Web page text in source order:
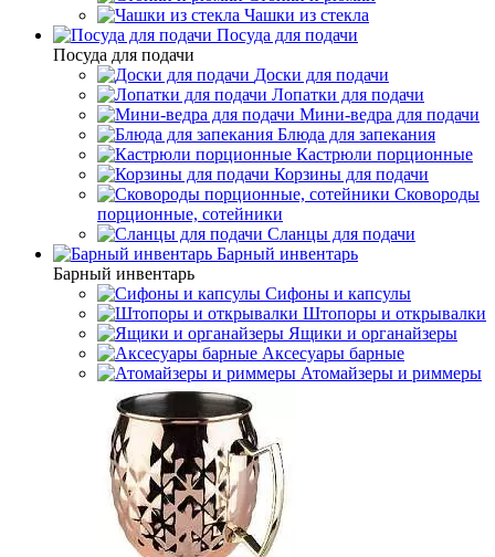
Чашки из стекла
Посуда для подачи
Посуда для подачи
Доски для подачи
Лопатки для подачи
Мини-ведра для подачи
Блюда для запекания
Кастрюли порционные
Корзины для подачи
Сковороды
порционные, сотейники
Сланцы для подачи
Барный инвентарь
Барный инвентарь
Сифоны и капсулы
Штопоры и открывалки
Ящики и органайзеры
Аксесуары барные
Атомайзеры и риммеры